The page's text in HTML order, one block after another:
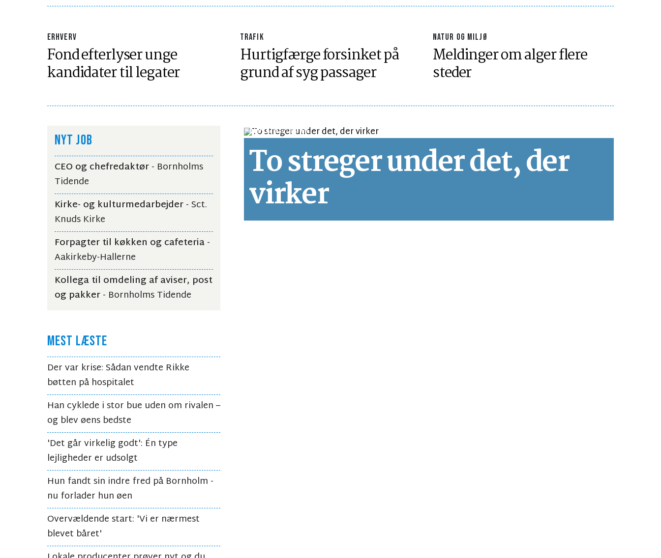
ERHVERV
Fond efterlyser unge
kandidater til legater
TRAFIK
Hurtigfærge forsinket på
grund af syg passager
NATUR OG MILJØ
Meldinger om alger flere
steder
NYT JOB
CEO og chefredaktør- Bornholms
Tidende
Kirke- og kulturmedarbejder- Sct.
Knuds Kirke
Forpagter til køkken og cafeteria-
Aakirkeby-Hallerne
Kollega til omdeling af aviser, post
og pakker- Bornholms Tidende
MEST LÆSTE
Der var krise: Sådan vendte Rikke
bøtten på hospitalet
Han cyklede i stor bue uden om rivalen –
og blev øens bedste
'Det går virkelig godt': Én type
lejligheder er udsolgt
Hun fandt sin indre fred på Bornholm -
nu forlader hun øen
Overvældende start: 'Vi er nærmest
blevet båret'
LEDERLÆSETID 2 MIN.
To streger under det, der
virker